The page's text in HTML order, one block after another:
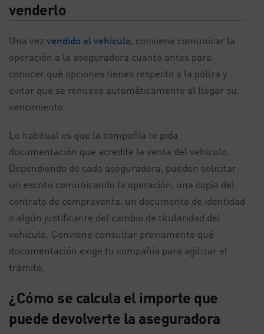
venderlo
Una vez vendido el vehículo, conviene comunicar la
operación a la aseguradora cuanto antes para
conocer qué opciones tienes respecto a la póliza y
evitar que se renueve automáticamente al llegar su
vencimiento.
Lo habitual es que la compañía te pida
documentación que acredite la venta del vehículo.
Dependiendo de cada aseguradora, pueden solicitar
un escrito comunicando la operación, una copia del
contrato de compraventa, un documento de identidad
o algún justificante del cambio de titularidad del
vehículo. Conviene consultar previamente qué
documentación exige tu compañía para agilizar el
trámite.
¿Cómo se calcula el importe que
puede devolverte la aseguradora